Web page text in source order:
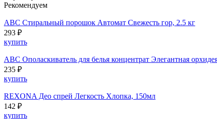
Рекомендуем
ABC Стиральный порошок Автомат Свежесть гор, 2.5 кг
293 ₽
купить
ABC Ополаскиватель для белья концентрат Элегантная
235 ₽
купить
REXONA Део спрей Легкость Хлопка, 150мл
142 ₽
купить